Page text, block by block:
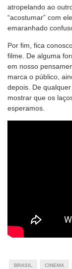
atropelando ao
“acostumar” com
emaranhado
Por fim, fica
filme. De alguma
em nosso
marca o público,
depois. De
mostrar que os
esperamos.
BRASIL CINEMA